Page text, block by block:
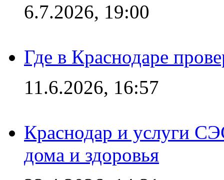
6.7.2026, 19:00
Где в Краснодаре
11.6.2026, 16:57
Краснодар и услуги
дома и здоровья